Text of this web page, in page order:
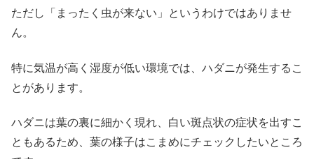
ただし「まったく虫が来ない」というわけではありませ
ん。
特に気温が高く湿度が低い環境では、ハダニが発生するこ
とがあります。
ハダニは葉の裏に細かく現れ、白い斑点状の症状を出すこ
ともあるため、葉の様子はこまめにチェックしたいところ